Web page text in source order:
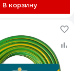
В корзину